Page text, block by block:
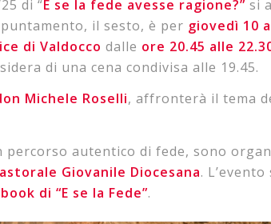
di “E se la fede avesse ragione?” si
il sesto, è per giovedì 10
di Valdocco dalle ore 20.45 alle
di una cena condivisa alle 19.45.
Michele Roselli, affronterà il tema
percorso autentico di fede, sono
Giovanile Diocesana.
di “E se la Fede”.